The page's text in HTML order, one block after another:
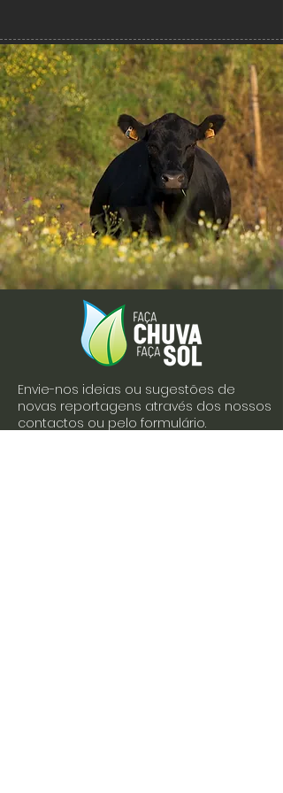
Envie-nos ideias ou sugestões de
novas reportagens através dos nossos
contactos ou pelo formulário.